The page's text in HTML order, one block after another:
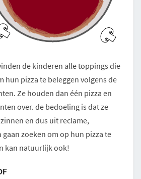
de kinderen alle toppings die
hun pizza te beleggen volgens de
Ze houden dan één pizza en
over. de bedoeling is dat ze
en dus uit reclame,
zoeken om op hun pizza te
kan natuurlijk ook!